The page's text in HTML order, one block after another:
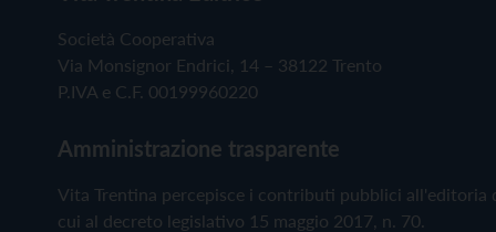
Società Cooperativa
Via Monsignor Endrici, 14 – 38122 Trento
P.IVA e C.F. 00199960220
Amministrazione trasparente
Vita Trentina percepisce i contributi pubblici all'editoria
cui al decreto legislativo 15 maggio 2017, n. 70.